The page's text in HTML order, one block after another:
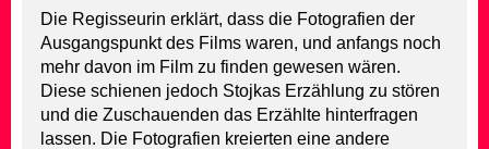
Die Regisseurin erklärt, dass die Fotografien der
Ausgangspunkt des Films waren, und anfangs noch
mehr davon im Film zu finden gewesen wären.
Diese schienen jedoch Stojkas Erzählung zu stören
und die Zuschauenden das Erzählte hinterfragen
lassen. Die Fotografien kreierten eine andere